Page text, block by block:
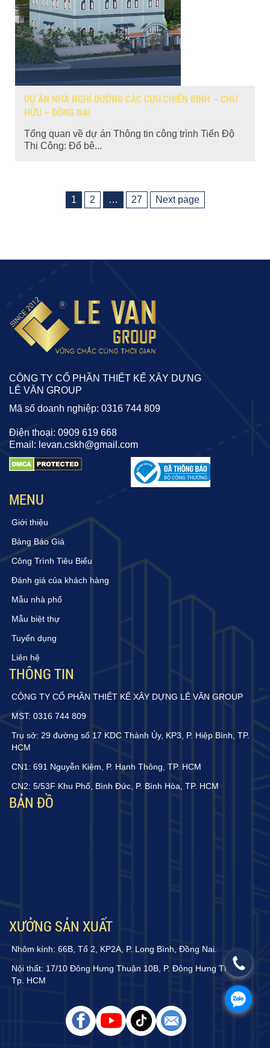
DỰ ÁN NHÀ NGHỈ DƯỠNG CÁC CỰU CHIẾN BINH – CHÚ
HỮU – ĐỒNG NAI
Tổng quan về dự án Thông tin công trình Tiến Độ
Thi Công: Đổ bê...
PAGINATION
Page
1 Page
2 … Page
27 Next page
CÔNG TY CỔ PHẦN THIẾT KẾ XÂY DỰNG
LÊ VĂN GROUP
Mã số doanh nghiệp: 0316 744 809
Điện thoại: 0909 619 668
Email: levan.cskh@gmail.com
MENU
Giới thiệu
Bảng Báo Giá
Công Trình Tiêu Biểu
Đánh giá của khách hàng
Mẫu nhà phố
Mẫu biệt thự
Tuyển dụng
Liên hệ
THÔNG TIN
CÔNG TY CỔ PHẦN THIẾT KẾ XÂY DỰNG LÊ VĂN GROUP
MST: 0316 744 809
Trụ sở: 29 đường số 17 KDC Thành Ủy, KP3, P. Hiệp Bình, TP.
HCM
CN1: 691 Nguyễn Kiệm, P. Hạnh Thông, TP. HCM
CN2: 5/53F Khu Phố, Bình Đức, P. Bình Hòa, TP. HCM
BẢN ĐỒ
XƯỞNG SẢN XUẤT
Nhôm kính: 66B, Tổ 2, KP2A, P. Long Bình, Đồng Nai.
Nội thất: 17/10 Đông Hưng Thuận 10B, P. Đông Hưng Thuận,
Tp. HCM